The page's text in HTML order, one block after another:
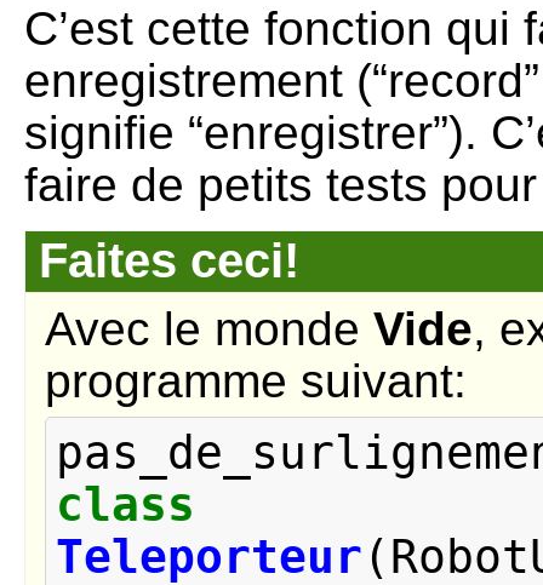
C’est cette fonction qui
enregistrement
signifie “enregistrer”).
faire de petits tests
Faites ceci!
Avec le monde Vide,
programme suivant:
class
Teleporteur (